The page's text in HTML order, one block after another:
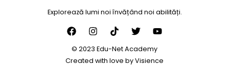
Explorează lumi noi învățând noi abilități.
© 2023 Edu-Net Academy
Created with love byVisience